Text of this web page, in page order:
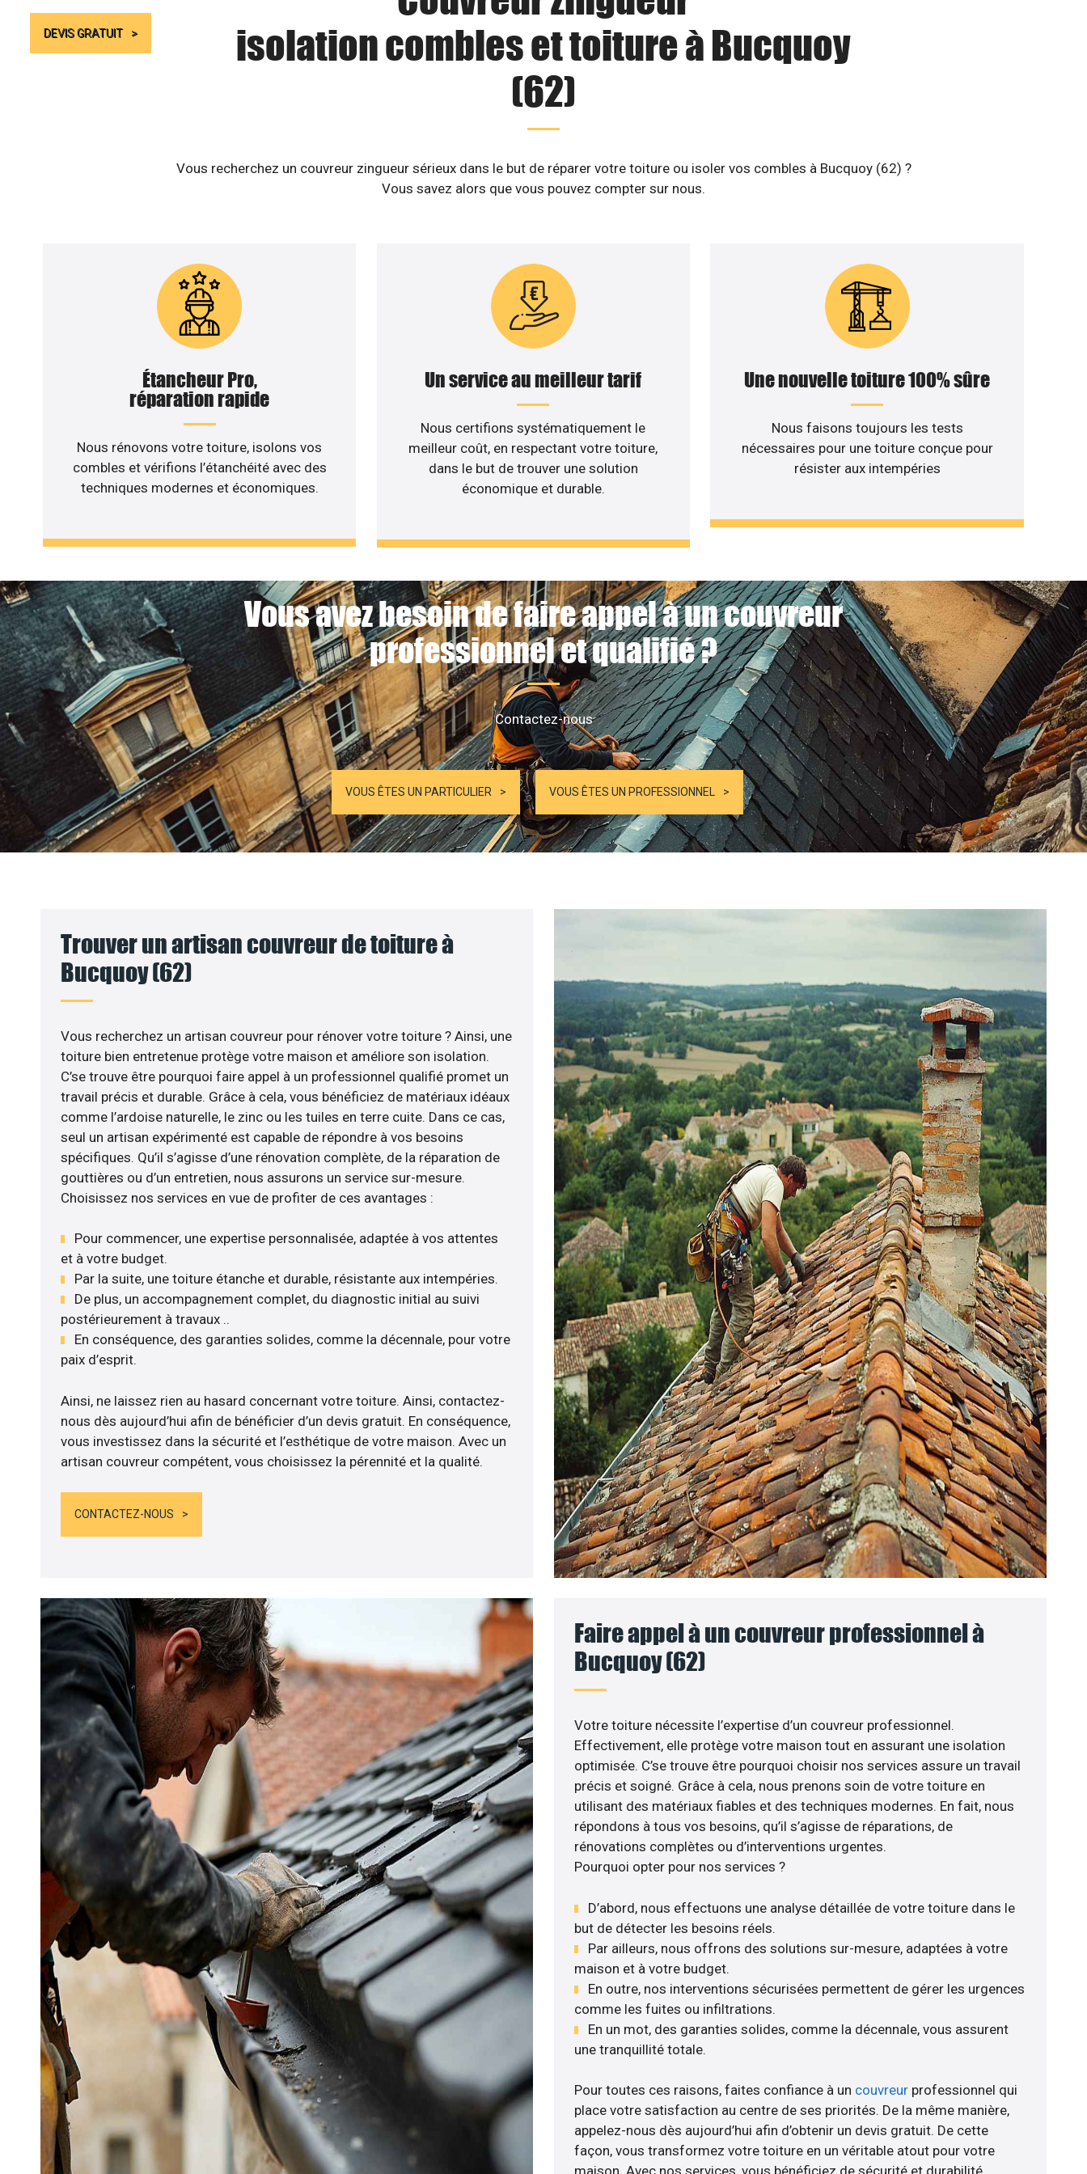
DEVIS GRATUIT
isolation combles et toiture à Bucquoy
(62)
Vous recherchez un couvreur zingueur sérieux dans le but de réparer votre toiture ou isoler vos combles à Bucquoy (62) ?
Vous savez alors que vous pouvez compter sur nous.
Étancheur Pro,
réparation rapide
Nous rénovons votre toiture, isolons vos
combles et vérifions l’étanchéité avec des
techniques modernes et économiques.
Un service au meilleur tarif
Nous certifions systématiquement le
meilleur coût, en respectant votre toiture,
dans le but de trouver une solution
économique et durable.
Une nouvelle toiture 100% sûre
Nous faisons toujours les tests
nécessaires pour une toiture conçue pour
résister aux intempéries
Vous avez besoin de faire appel à un couvreur
professionnel et qualifié ?
Contactez-nous
VOUS ÊTES UN PARTICULIER VOUS ÊTES UN PROFESSIONNEL
Trouver un artisan couvreur de toiture à
Bucquoy (62)
Vous recherchez un artisan couvreur pour rénover votre toiture ? Ainsi, une
toiture bien entretenue protège votre maison et améliore son isolation.
C’se trouve être pourquoi faire appel à un professionnel qualifié promet un
travail précis et durable. Grâce à cela, vous bénéficiez de matériaux idéaux
comme l’ardoise naturelle, le zinc ou les tuiles en terre cuite. Dans ce cas,
seul un artisan expérimenté est capable de répondre à vos besoins
spécifiques. Qu’il s’agisse d’une rénovation complète, de la réparation de
gouttières ou d’un entretien, nous assurons un service sur-mesure.
Choisissez nos services en vue de profiter de ces avantages :
Pour commencer, une expertise personnalisée, adaptée à vos attentes
et à votre budget.
Par la suite, une toiture étanche et durable, résistante aux intempéries.
De plus, un accompagnement complet, du diagnostic initial au suivi
postérieurement à travaux ..
En conséquence, des garanties solides, comme la décennale, pour votre
paix d’esprit.
Ainsi, ne laissez rien au hasard concernant votre toiture. Ainsi, contactez-
nous dès aujourd’hui afin de bénéficier d’un devis gratuit. En conséquence,
vous investissez dans la sécurité et l’esthétique de votre maison. Avec un
artisan couvreur compétent, vous choisissez la pérennité et la qualité.
CONTACTEZ-NOUS
Faire appel à un couvreur professionnel à
Bucquoy (62)
Votre toiture nécessite l’expertise d’un couvreur professionnel.
Effectivement, elle protège votre maison tout en assurant une isolation
optimisée. C’se trouve être pourquoi choisir nos services assure un travail
précis et soigné. Grâce à cela, nous prenons soin de votre toiture en
utilisant des matériaux fiables et des techniques modernes. En fait, nous
répondons à tous vos besoins, qu’il s’agisse de réparations, de
rénovations complètes ou d’interventions urgentes.
Pourquoi opter pour nos services ?
D’abord, nous effectuons une analyse détaillée de votre toiture dans le
but de détecter les besoins réels.
Par ailleurs, nous offrons des solutions sur-mesure, adaptées à votre
maison et à votre budget.
En outre, nos interventions sécurisées permettent de gérer les urgences
comme les fuites ou infiltrations.
En un mot, des garanties solides, comme la décennale, vous assurent
une tranquillité totale.
Pour toutes ces raisons, faites confiance à un couvreurprofessionnel qui
place votre satisfaction au centre de ses priorités. De la même manière,
appelez-nous dès aujourd’hui afin d’obtenir un devis gratuit. De cette
façon, vous transformez votre toiture en un véritable atout pour votre